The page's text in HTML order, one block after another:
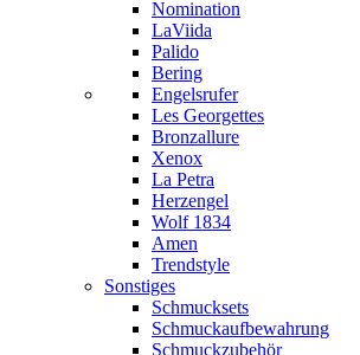
Nomination
LaViida
Palido
Bering
Engelsrufer
Les Georgettes
Bronzallure
Xenox
La Petra
Herzengel
Wolf 1834
Amen
Trendstyle
Sonstiges
Schmucksets
Schmuckaufbewahrung
Schmuckzubehör